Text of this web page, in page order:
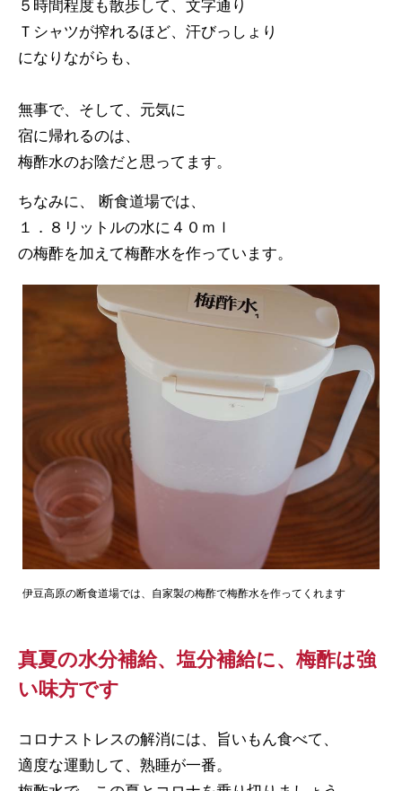
５時間程度も散歩して、文字通り
Ｔシャツが搾れるほど、汗びっしょり
になりながらも、
無事で、そして、元気に
宿に帰れるのは、
梅酢水のお陰だと思ってます。
ちなみに、 断食道場では、
１．８リットルの水に４０ｍｌ
の梅酢を加えて梅酢水を作っています。
伊豆高原の断食道場では、自家製の梅酢で梅酢水を作ってくれます
真夏の水分補給、塩分補給に、梅酢は強
い味方です
コロナストレスの解消には、旨いもん食べて、
適度な運動して、熟睡が一番。